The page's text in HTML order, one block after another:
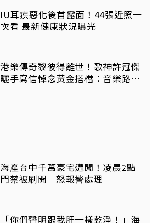
IU耳疾惡化後首露面！44張近照一
次看 最新健康狀況曝光
港樂傳奇黎彼得離世！歌神許冠傑
曬手寫信悼念黃金搭檔：音樂路上
海產台中千萬豪宅遭闖！凌晨2點
門禁被刷開 怒報警處理
「你們聲明跟我肝一樣乾淨！」海